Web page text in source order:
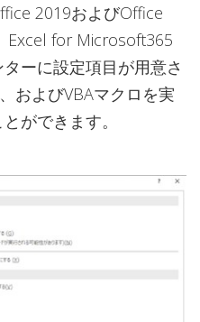
2019およびOffice
Excel for Microsoft365
ーに設定項目が用意さ
およびVBAマクロを実
ができます。